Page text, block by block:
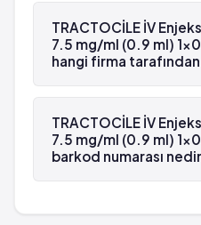
mg/ml (0.9 ml) 1x0.9
maddesi Atosiban 'dür.
TRACTOCİLE İV
7.5 mg/ml (0.9 ml)
hangi firma
TRACTOCİLE İV
mg/ml (0.9 ml) 1x0.9
tarafından üretilmektedir.
TRACTOCİLE İV
7.5 mg/ml (0.9 ml)
barkod numarası
mg/ml (0.9 ml) 1x0.9